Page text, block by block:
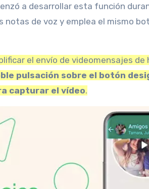
a desarrollar esta función
notas de voz y emplea el mismo
el envío de videomensajes
pulsación sobre el botón
capturar el vídeo.